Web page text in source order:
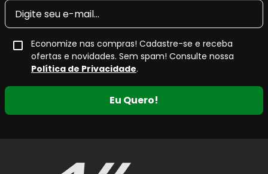
Economize nas compras! Cadastre-se e receba
ofertas e novidades. Sem spam! Consulte nossa
Política de Privacidade.
Eu Quero!